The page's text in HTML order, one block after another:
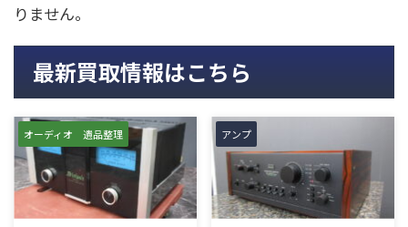
りません。
最新買取情報はこちら
オーディオ 遺品整理 アンプ